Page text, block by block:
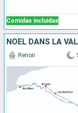
Comidas incluidas
NOËL DANS LA
Renoir